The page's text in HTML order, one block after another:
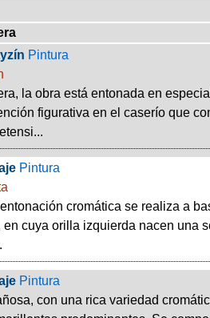
Pintura
la obra está entonada en
figurativa en el caserío que
Pintura
cromática se realiza a
cuya orilla izquierda nacen una
Pintura
con una rica variedad